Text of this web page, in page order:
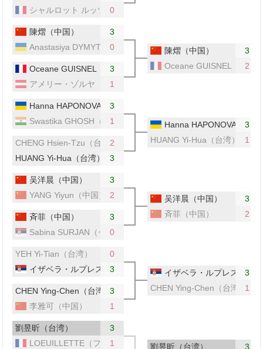
シャルロット ルッツ（フランス）
0
陳熠（中国）
3
Anastasiya DYMYTRENKO（ウクライナ）
0
Oceane GUISNEL（フランス）
3
アメリー・ゾルヤ（オーストリア）
1
Hanna HAPONOVA（ウクライナ）
3
Swastika GHOSH（インド）
1
CHENG Hsien-Tzu（台湾）
2
HUANG Yi-Hua（台湾）
3
吴洋晨（中国）
3
YANG Yiyun（中国）
2
斉菲（中国）
3
Sabina SURJAN（セルビア）
0
YEH Yi-Tian（台湾）
0
イザベラ・ルプレスク（セルビア）
3
CHEN Ying-Chen（台湾）3
李雅可（中国）
1
劉昱昕（台湾）
3
LOEUILLETTE（フランス）
1
陳熠（中国）
3
Oceane GUISNEL（フラ
2
Hanna HAPONOVA（ウ
3
HUANG Yi-Hua（台湾）
1
吴洋晨（中国）
3
斉菲（中国）
2
イザベラ・ルプレスク（
3
CHEN Ying-Chen（台湾）1
劉昱昕（台湾） 3